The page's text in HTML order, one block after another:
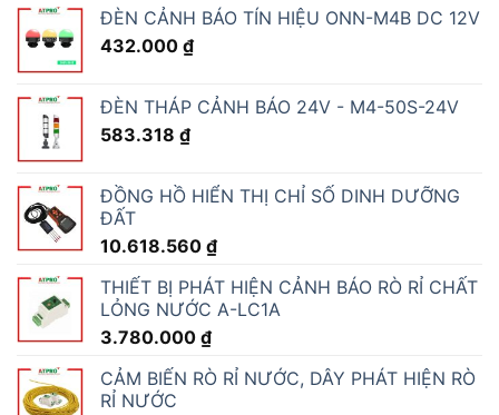
ĐÈN CẢNH BÁO TÍN HIỆU ONN-M4B DC 12V
432.000 ₫
ĐÈN THÁP CẢNH BÁO 24V - M4-50S-24V
583.318 ₫
ĐỒNG HỒ HIỂN THỊ CHỈ SỐ DINH DƯỠNG
ĐẤT
10.618.560 ₫
THIẾT BỊ PHÁT HIỆN CẢNH BÁO RÒ RỈ CHẤT
LỎNG NƯỚC A-LC1A
3.780.000 ₫
CẢM BIẾN RÒ RỈ NƯỚC, DÂY PHÁT HIỆN RÒ
RỈ NƯỚC